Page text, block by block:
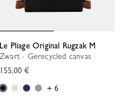
Le Pliage Original Rugzak M
Zwart - Gerecycled canvas
155,00 €
+ 6